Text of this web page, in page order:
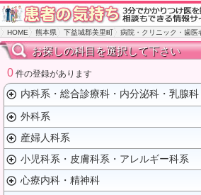
HOME 熊本県 下益城郡美里町 病院・クリニック・歯医
お探しの科目を選択して下さい
0 件の登録があります
内科系・総合診療科・内分泌科・乳腺科
外科系
産婦人科系
小児科系・皮膚科系・アレルギー科系
心療内科・精神科